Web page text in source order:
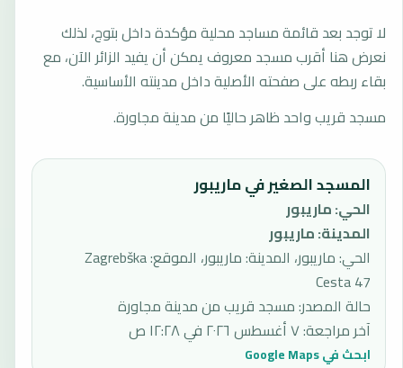
لا توجد بعد قائمة مساجد محلية مؤكدة داخل بتوج، لذلك
نعرض هنا أقرب مسجد معروف يمكن أن يفيد الزائر الآن، مع
بقاء ربطه على صفحته الأصلية داخل مدينته الأساسية.
مسجد قريب واحد ظاهر حاليًا من مدينة مجاورة.
المسجد الصغير في ماريبور
الحي:ماريبور
المدينة:ماريبور
الحي: ماريبور، المدينة: ماريبور، الموقع: Zagrebška
Cesta 47
حالة المصدر:مسجد قريب من مدينة مجاورة
آخر مراجعة:٧ أغسطس ٢٠٢٦ في ١٢:٢٨ ص
ابحث في Google Maps